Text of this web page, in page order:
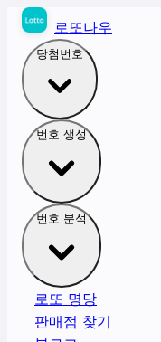
로또나우
당첨번호
번호 생성
번호 분석
로또 명당
판매점 찾기